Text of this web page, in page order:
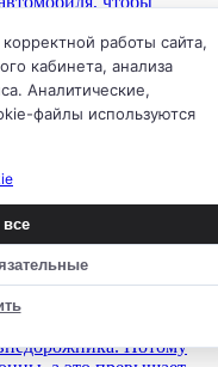
работы сайта,
кабинета, анализа
Аналитические,
файлы используются